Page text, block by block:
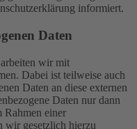
informiert.
Daten
wir mit
Dabei ist teilweise auch
Daten an diese externen
Daten nur dann
Rahmen einer
wir gesetzlich hierzu